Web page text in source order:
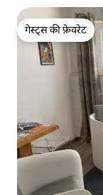
गेस्ट्स की फ़ेवरेट
गेस्ट्स की फ़ेवरेट